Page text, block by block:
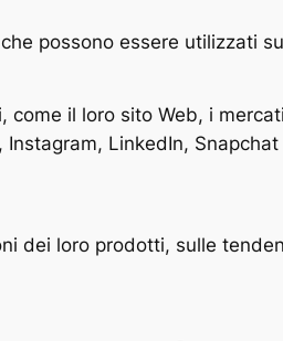
possono essere utilizzati
il loro sito Web, i
LinkedIn, Snapchat
dei loro prodotti, sulle